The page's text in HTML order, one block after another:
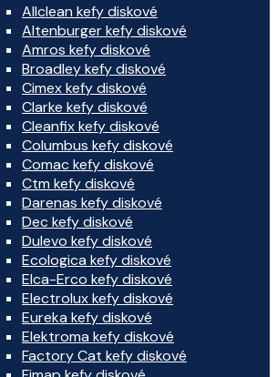
Allclean kefy diskové
Altenburger kefy diskové
Amros kefy diskové
Broadley kefy diskové
Cimex kefy diskové
Clarke kefy diskové
Cleanfix kefy diskové
Columbus kefy diskové
Comac kefy diskové
Ctm kefy diskové
Darenas kefy diskové
Dec kefy diskové
Dulevo kefy diskové
Ecologica kefy diskové
Elca-Erco kefy diskové
Electrolux kefy diskové
Eureka kefy diskové
Elektroma kefy diskové
Factory Cat kefy diskové